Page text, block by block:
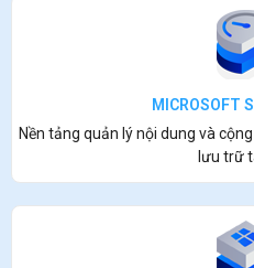
MICROSOFT
Nền tảng quản lý nội dung và
lưu trữ